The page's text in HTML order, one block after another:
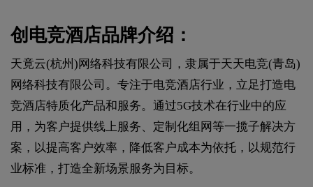
创电竞酒店品牌介绍：
天竟云(杭州)网络科技有限公司，隶属于天天电竞(青岛)
网络科技有限公司。专注于电竞酒店行业，立足打造电
竞酒店特质化产品和服务。通过5G技术在行业中的应
用，为客户提供线上服务、定制化组网等一揽子解决方
案，以提高客户效率，降低客户成本为依托，以规范行
业标准，打造全新场景服务为目标。